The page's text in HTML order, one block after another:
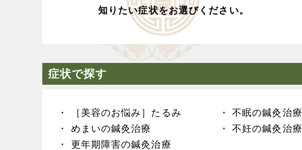
知りたい症状をお選びください。
症状で探す
［美容のお悩み］たるみ 不眠の鍼灸治療
めまいの鍼灸治療
不妊の鍼灸治療
更年期障害の鍼灸治療